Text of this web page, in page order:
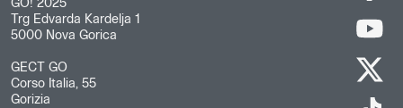
GO! 2025
Trg Edvarda Kardelja 1
5000 Nova Gorica
GECT GO
Corso Italia, 55
Gorizia